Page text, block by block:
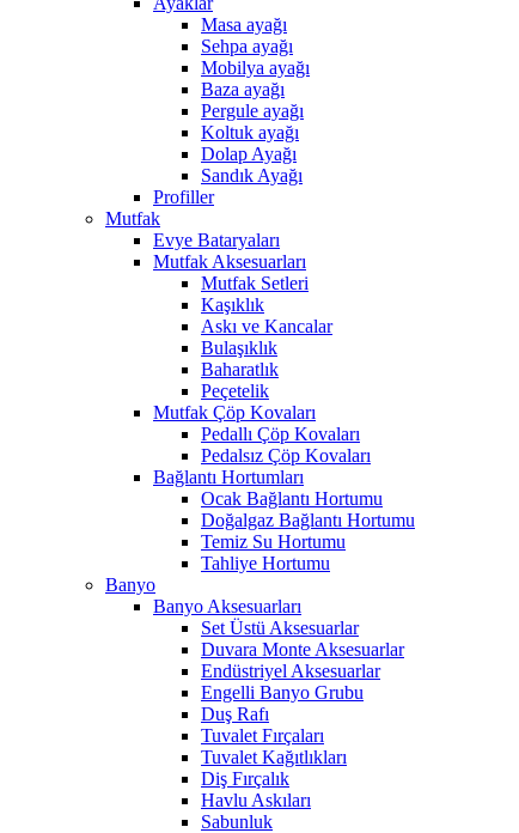
Masa ayağı
Sehpa ayağı
Mobilya ayağı
Baza ayağı
Pergule ayağı
Koltuk ayağı
Dolap Ayağı
Sandık Ayağı
Profiller
Mutfak
Evye Bataryaları
Mutfak Aksesuarları
Mutfak Setleri
Kaşıklık
Askı ve Kancalar
Bulaşıklık
Baharatlık
Peçetelik
Mutfak Çöp Kovaları
Pedallı Çöp Kovaları
Pedalsız Çöp Kovaları
Bağlantı Hortumları
Ocak Bağlantı Hortumu
Doğalgaz Bağlantı Hortumu
Temiz Su Hortumu
Tahliye Hortumu
Banyo
Banyo Aksesuarları
Set Üstü Aksesuarlar
Duvara Monte Aksesuarlar
Endüstriyel Aksesuarlar
Engelli Banyo Grubu
Duş Rafı
Tuvalet Fırçaları
Tuvalet Kağıtlıkları
Diş Fırçalık
Havlu Askıları
Sabunluk